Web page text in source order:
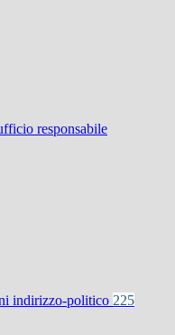
responsabile
indirizzo-politico 225